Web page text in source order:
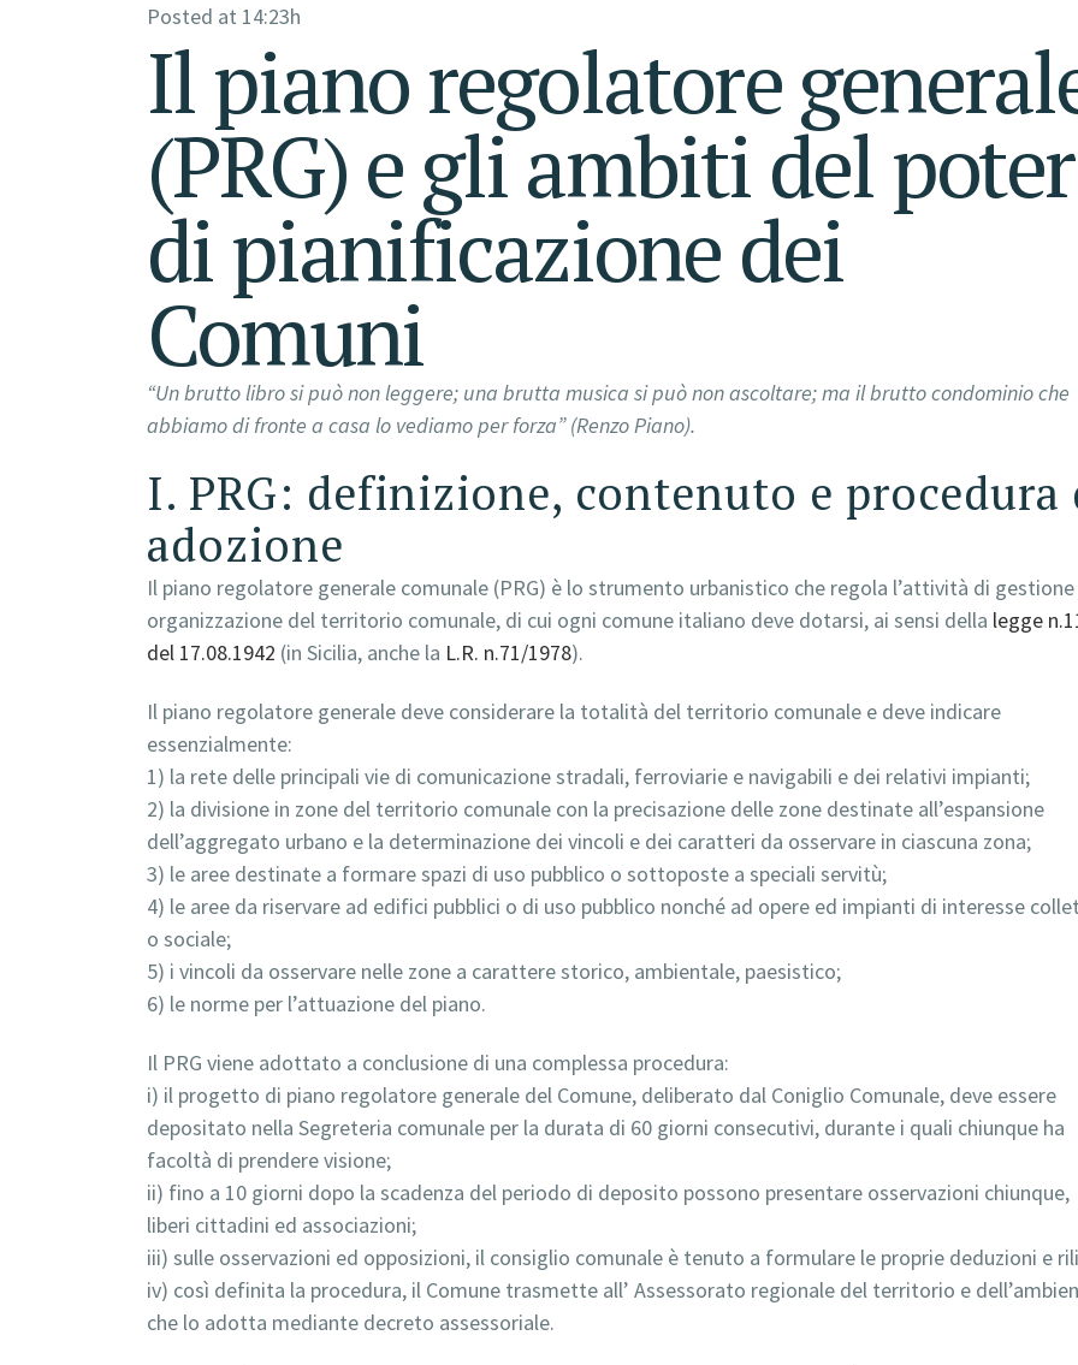
Posted at 14:23h
Il piano regolatore
(PRG) e gli ambiti del
di pianificazione dei
Comuni
“Un brutto libro si può non leggere; una brutta musica si può non ascoltare; ma il brutto condominio che
abbiamo di fronte a casa lo vediamo per forza”(Renzo Piano).
I. PRG: definizione, contenuto e procedura
adozione
Il piano regolatore generale comunale (PRG) è lo strumento urbanistico che regola l’attività di gestione
organizzazione del territorio comunale, di cui ogni comune italiano deve dotarsi, ai sensi della legge
del 17.08.1942 (in Sicilia, anche la L.R. n.71/1978).
Il piano regolatore generale deve considerare la totalità del territorio comunale e deve indicare
essenzialmente:
1) la rete delle principali vie di comunicazione stradali, ferroviarie e navigabili e dei relativi impianti;
2) la divisione in zone del territorio comunale con la precisazione delle zone destinate all’espansione
dell’aggregato urbano e la determinazione dei vincoli e dei caratteri da osservare in ciascuna zona;
3) le aree destinate a formare spazi di uso pubblico o sottoposte a speciali servitù;
4) le aree da riservare ad edifici pubblici o di uso pubblico nonché ad opere ed impianti di interesse
o sociale;
5) i vincoli da osservare nelle zone a carattere storico, ambientale, paesistico;
6) le norme per l’attuazione del piano.
Il PRG viene adottato a conclusione di una complessa procedura:
i) il progetto di piano regolatore generale del Comune, deliberato dal Coniglio Comunale, deve essere
depositato nella Segreteria comunale per la durata di 60 giorni consecutivi, durante i quali chiunque ha
facoltà di prendere visione;
ii) fino a 10 giorni dopo la scadenza del periodo di deposito possono presentare osservazioni chiunque,
liberi cittadini ed associazioni;
iii) sulle osservazioni ed opposizioni, il consiglio comunale è tenuto a formulare le proprie deduzioni e
iv) così definita la procedura, il Comune trasmette all’ Assessorato regionale del territorio e
che lo adotta mediante decreto assessoriale.